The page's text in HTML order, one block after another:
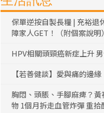
保單逆按自製長糧 | 充裕退
障家人GET！（附個案說明）
HPV相關頭頸癌新症上升
【若善健談】愛與痛的邊緣
胸悶、頭脹、手腳麻痺？
物 1個月拆走血管炸彈 重拾